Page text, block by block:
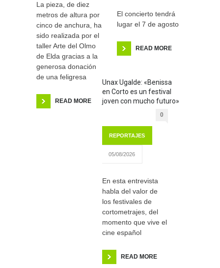
La pieza, de diez
metros de altura por
cinco de anchura, ha
sido realizada por el
taller Arte del Olmo
de Elda gracias a la
generosa donación
de una feligresa
READ MORE
El concierto tendrá
lugar el 7 de agosto
READ MORE
Unax Ugalde: «Benissa
en Corto es un festival
joven con mucho futuro»
0
REPORTAJES
05/08/2026
En esta entrevista
habla del valor de
los festivales de
cortometrajes, del
momento que vive el
cine español
READ MORE